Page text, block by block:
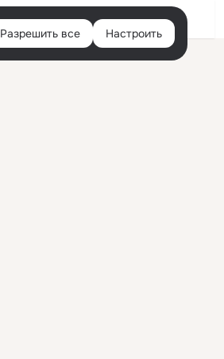
Войти
Разрешить все Настроить